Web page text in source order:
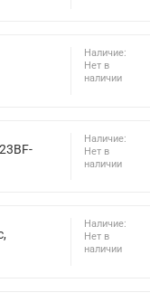
Наличие:
Нет в
наличии
Наличие:
Нет в
наличии
Наличие:
Нет в
наличии